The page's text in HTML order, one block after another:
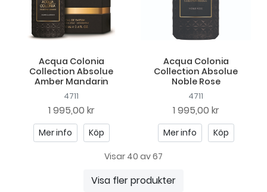
Acqua Colonia
Collection Absolue
Amber Mandarin
4711
1 995,00 kr
Mer info Köp
Acqua Colonia
Collection Absolue
Noble Rose
4711
1 995,00 kr
Mer info
Köp
Visar 40 av 67
Visa fler produkter